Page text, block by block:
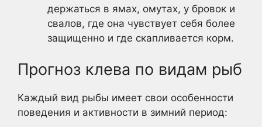
держаться в ямах, омутах, у бровок и
свалов, где она чувствует себя более
защищенно и где скапливается корм.
Прогноз клева по видам рыб
Каждый вид рыбы имеет свои особенности
поведения и активности в зимний период: